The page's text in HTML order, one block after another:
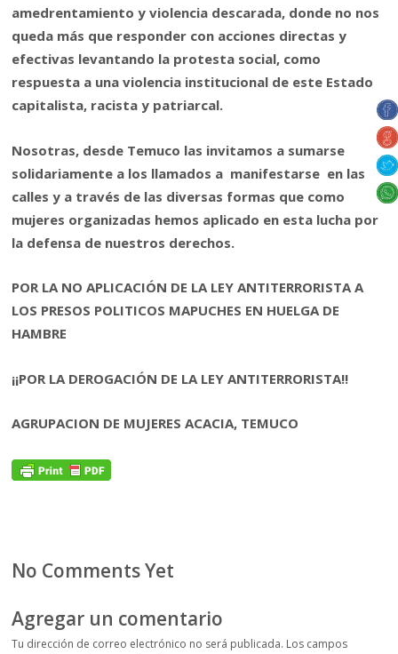
amedrentamiento y violencia descarada, donde no nos
queda más que responder con acciones directas y
efectivas levantando la protesta social, como
respuesta a una violencia institucional de este Estado
capitalista, racista y patriarcal.
Nosotras, desde Temuco las invitamos a sumarse
solidariamente a los llamados a manifestarse en las
calles y a través de las diversas formas que como
mujeres organizadas hemos aplicado en esta lucha por
la defensa de nuestros derechos.
POR LA NO APLICACIÓN DE LA LEY ANTITERRORISTA A
LOS PRESOS POLITICOS MAPUCHES EN HUELGA DE
HAMBRE
¡¡POR LA DEROGACIÓN DE LA LEY ANTITERRORISTA!!
AGRUPACION DE MUJERES ACACIA, TEMUCO
No Comments Yet
Agregar un comentario
Tu dirección de correo electrónico no será publicada. Los campos